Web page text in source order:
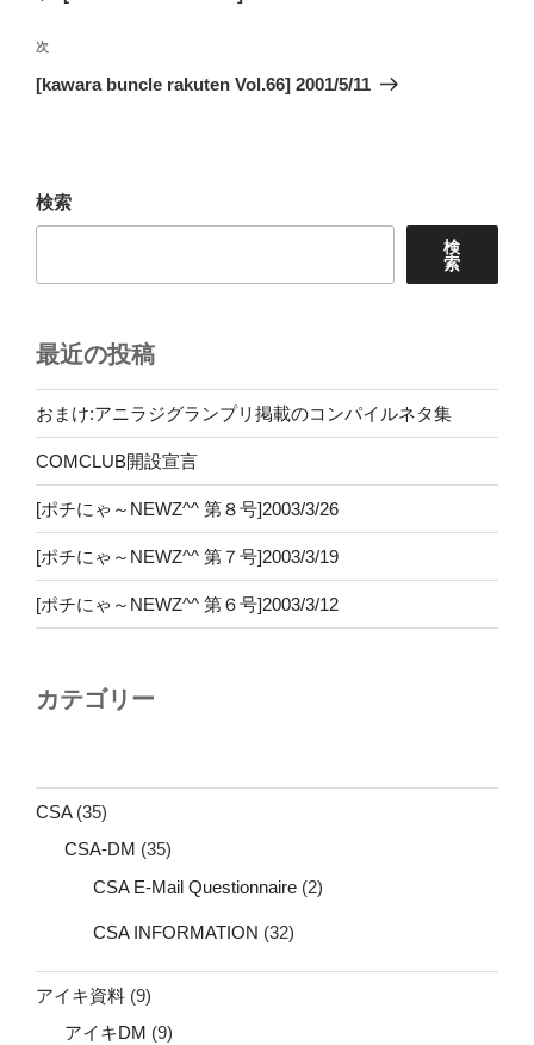
ナ
ビ
ゲ
ン
稿
次
の
次
[kawara buncle rakuten Vol.66] 2001/5/11
検索
検
索
最近の投稿
おまけ:アニラジグランプリ掲載のコンパイルネタ集
COMCLUB開設宣言
[ポチにゃ～NEWZ^^ 第８号]2003/3/26
[ポチにゃ～NEWZ^^ 第７号]2003/3/19
[ポチにゃ～NEWZ^^ 第６号]2003/3/12
カテゴリー
CSA(35)
CSA-DM (35)
CSA E-Mail Questionnaire (2)
CSA INFORMATION (32)
アイキ資料 (9)
アイキDM (9)